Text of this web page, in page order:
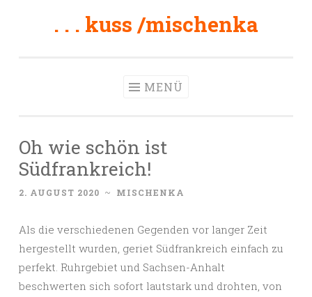
. . . kuss /mischenka
MENÜ
Oh wie schön ist
Südfrankreich!
2. AUGUST 2020 ~ MISCHENKA
Als die verschiedenen Gegenden vor langer Zeit
hergestellt wurden, geriet Südfrankreich einfach zu
perfekt. Ruhrgebiet und Sachsen-Anhalt
beschwerten sich sofort lautstark und drohten, von